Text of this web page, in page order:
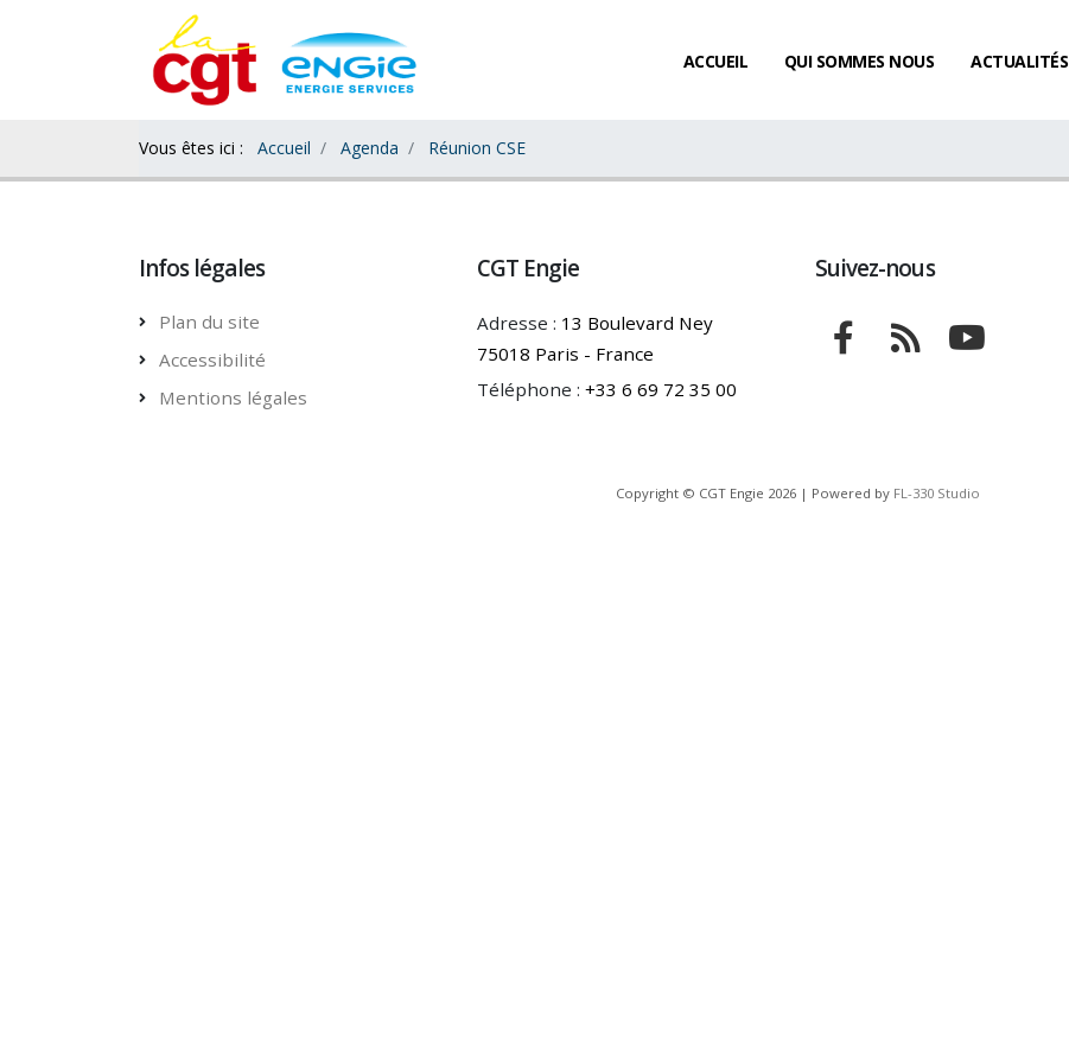
ACCUEIL QUI SOMMES NOUS ACTUALITÉS
Vous êtes ici : Accueil Agenda Réunion CSE
Infos légales
Plan du site
Accessibilité
Mentions légales
CGT Engie
Adresse : 13 Boulevard Ney
75018 Paris - France
Téléphone : +33 6 69 72 35 00
Suivez-nous
Copyright © CGT Engie 2026 | Powered by FL-330 Studio